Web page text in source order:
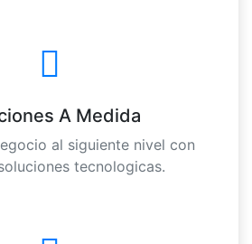
A Medida
al siguiente nivel con
tecnologicas.